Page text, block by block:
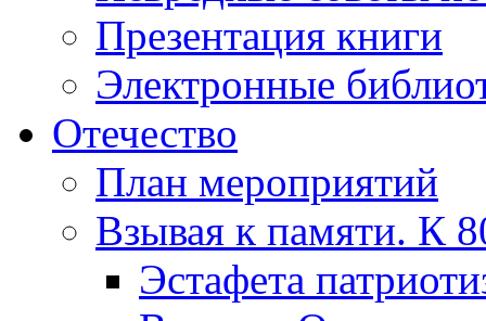
Презентация книги
Электронные
Отечество
План мероприятий
Взывая к памяти. К
Эcтафета